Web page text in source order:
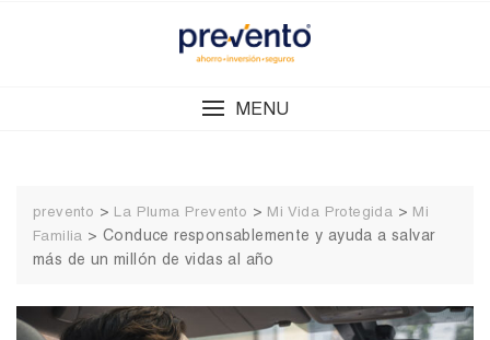
MENU
prevento > La Pluma Prevento > Mi Vida Protegida > Mi
Familia >Conduce responsablemente y ayuda a salvar
más de un millón de vidas al año